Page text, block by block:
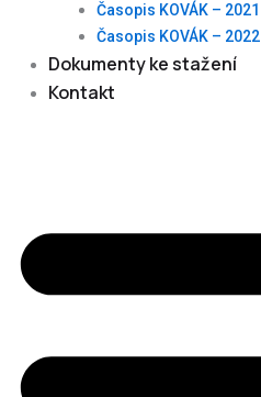
Časopis KOVÁK – 2021
Časopis KOVÁK – 2022
Dokumenty ke stažení
Kontakt